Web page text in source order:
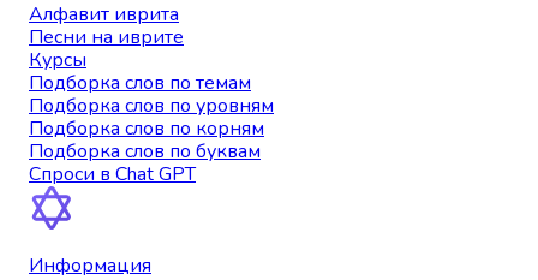
Алфавит иврита
Песни на иврите
Курсы
Подборка слов по темам
Подборка слов по уровням
Подборка слов по корням
Подборка слов по буквам
Спроси в Chat GPT
Информация